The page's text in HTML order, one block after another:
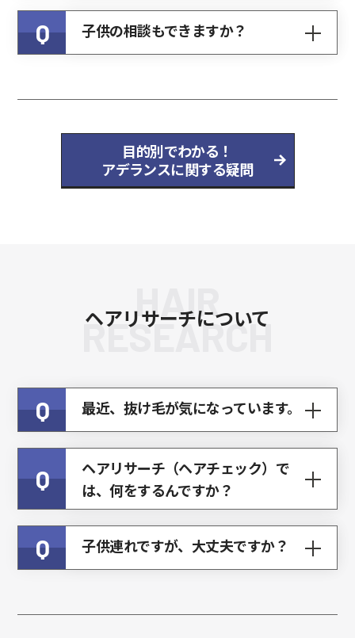
Q 子供の相談もできますか？
目的別でわかる！
アデランスに関する疑問
HAIR
RESEARCH
ヘアリサーチについて
Q 最近、抜け毛が気になっています。
Q
ヘアリサーチ（ヘアチェック）で
は、何をするんですか？
Q 子供連れですが、大丈夫ですか？